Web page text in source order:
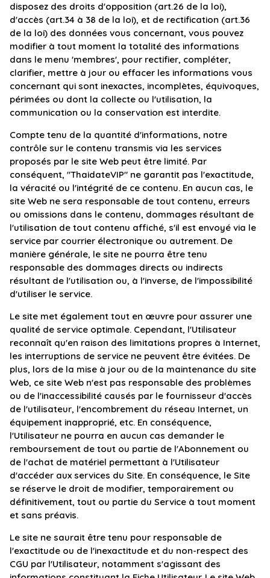
disposez des droits d'opposition (art.26 de la loi),
d'accès (art.34 à 38 de la loi), et de rectification (art.36
de la loi) des données vous concernant, vous pouvez
modifier à tout moment la totalité des informations
dans le menu 'membres', pour rectifier, compléter,
clarifier, mettre à jour ou effacer les informations vous
concernant qui sont inexactes, incomplètes, équivoques,
périmées ou dont la collecte ou l'utilisation, la
communication ou la conservation est interdite.
Compte tenu de la quantité d'informations, notre
contrôle sur le contenu transmis via les services
proposés par le site Web peut être limité. Par
conséquent, "ThaidateVIP" ne garantit pas l'exactitude,
la véracité ou l'intégrité de ce contenu. En aucun cas, le
site Web ne sera responsable de tout contenu, erreurs
ou omissions dans le contenu, dommages résultant de
l'utilisation de tout contenu affiché, s'il est envoyé via le
service par courrier électronique ou autrement. De
manière générale, le site ne pourra être tenu
responsable des dommages directs ou indirects
résultant de l'utilisation ou, à l'inverse, de l'impossibilité
d'utiliser le service.
Le site met également tout en œuvre pour assurer une
qualité de service optimale. Cependant, l'Utilisateur
reconnaît qu'en raison des limitations propres à Internet,
les interruptions de service ne peuvent être évitées. De
plus, lors de la mise à jour ou de la maintenance du site
Web, ce site Web n'est pas responsable des problèmes
ou de l'inaccessibilité causés par le fournisseur d'accès
de l'utilisateur, l'encombrement du réseau Internet, un
équipement inapproprié, etc. En conséquence,
l'Utilisateur ne pourra en aucun cas demander le
remboursement de tout ou partie de l'Abonnement ou
de l'achat de matériel permettant à l'Utilisateur
d'accéder aux services du Site. En conséquence, le Site
se réserve le droit de modifier, temporairement ou
définitivement, tout ou partie du Service à tout moment
et sans préavis.
Le site ne saurait être tenu pour responsable de
l'exactitude ou de l'inexactitude et du non-respect des
CGU par l'Utilisateur, notamment s'agissant des